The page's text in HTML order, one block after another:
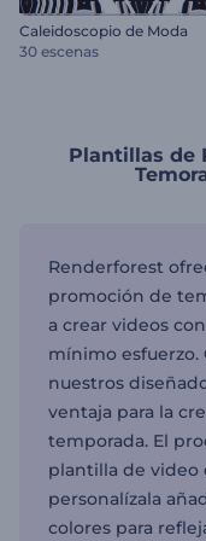
Caleidoscopio de Moda
30 escenas
Plantillas de
Renderforest
promoción de
a crear videos
mínimo esfuerzo.
nuestros
ventaja para la
temporada. El
plantilla de video
personalízala
colores para